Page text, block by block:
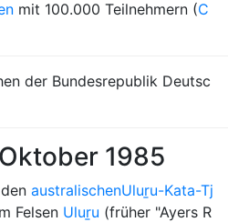
mit 100.000 Teilnehmern (C
der Bundesrepublik Deutsc
1985
australischenUluṟu-Kata-Tj
Felsen Uluṟu (früher "Ayers R